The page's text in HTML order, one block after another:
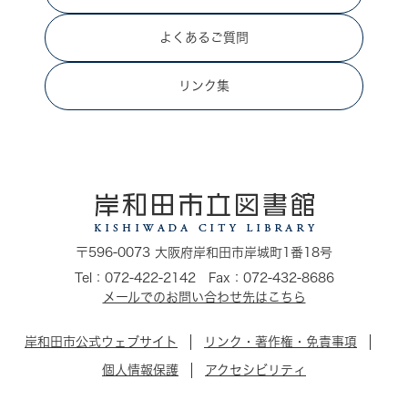
よくあるご質問
リンク集
〒596-0073 大阪府岸和田市岸城町1番18号
Tel：072-422-2142 Fax：072-432-8686
メールでのお問い合わせ先はこちら
岸和田市公式ウェブサイト リンク・著作権・免責事項
個人情報保護 アクセシビリティ